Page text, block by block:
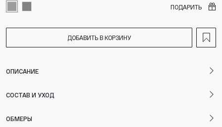
ПОДАРИТЬ
ДОБАВИТЬ В КОРЗИНУ
ОПИСАНИЕ
СОСТАВ И УХОД
ОБМЕРЫ